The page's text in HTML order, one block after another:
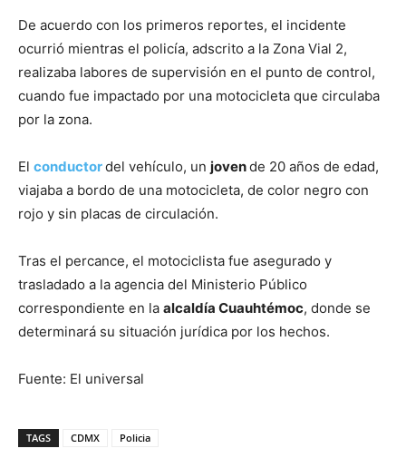
De acuerdo con los primeros reportes, el incidente
ocurrió mientras el policía, adscrito a la Zona Vial 2,
realizaba labores de supervisión en el punto de control,
cuando fue impactado por una motocicleta que circulaba
por la zona.
El conductordel vehículo, un jovende 20 años de edad,
viajaba a bordo de una motocicleta, de color negro con
rojo y sin placas de circulación.
Tras el percance, el motociclista fue asegurado y
trasladado a la agencia del Ministerio Público
correspondiente en la alcaldía Cuauhtémoc, donde se
determinará su situación jurídica por los hechos.
Fuente: El universal
TAGS CDMX Policia